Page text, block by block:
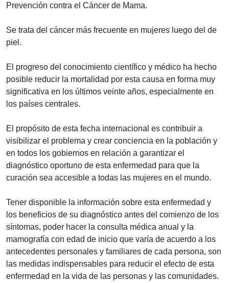
Prevención contra el Cáncer de Mama.
Se trata del cáncer más frecuente en mujeres luego del de
piel.
El progreso del conocimiento científico y médico ha hecho
posible reducir la mortalidad por esta causa en forma muy
significativa en los últimos veinte años, especialmente en
los países centrales.
El propósito de esta fecha internacional es contribuir a
visibilizar el problema y crear conciencia en la población y
en todos los gobiernos en relación a garantizar el
diagnóstico oportuno de esta enfermedad para que la
curación sea accesible a todas las mujeres en el mundo.
Tener disponible la información sobre esta enfermedad y
los beneficios de su diagnóstico antes del comienzo de los
síntomas, poder hacer la consulta médica anual y la
mamografía con edad de inicio que varía de acuerdo a los
antecedentes personales y familiares de cada persona, son
las medidas indispensables para reducir el efecto de esta
enfermedad en la vida de las personas y las comunidades.